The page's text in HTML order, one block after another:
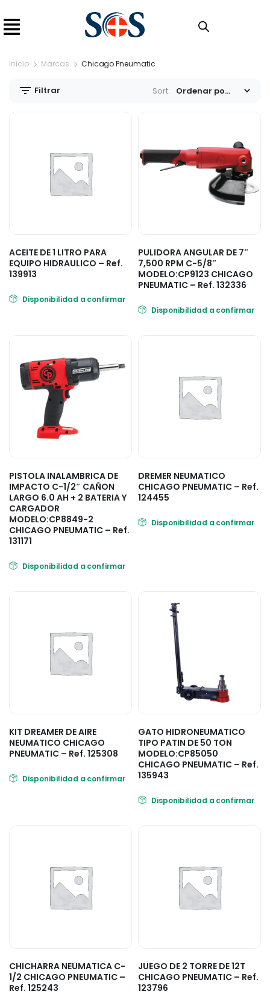
Inicio Marcas Chicago Pneumatic
Filtrar Sort:
ACEITE DE 1 LITRO PARA
EQUIPO HIDRAULICO – Ref.
139913
Disponibilidad a confirmar
PULIDORA ANGULAR DE 7″
7,500 RPM C-5/8″
MODELO:CP9123 CHICAGO
PNEUMATIC – Ref. 132336
Disponibilidad a confirmar
PISTOLA INALAMBRICA DE
IMPACTO C-1/2″ CAÑON
LARGO 6.0 AH + 2 BATERIA Y
CARGADOR
MODELO:CP8849-2
CHICAGO PNEUMATIC – Ref.
131171
Disponibilidad a confirmar
DREMER NEUMATICO
CHICAGO PNEUMATIC – Ref.
124455
Disponibilidad a confirmar
KIT DREAMER DE AIRE
NEUMATICO CHICAGO
PNEUMATIC – Ref. 125308
Disponibilidad a confirmar
GATO HIDRONEUMATICO
TIPO PATIN DE 50 TON
MODELO:CP85050
CHICAGO PNEUMATIC – Ref.
135943
Disponibilidad a confirmar
CHICHARRA NEUMATICA C-
1/2 CHICAGO PNEUMATIC –
Ref. 125243
JUEGO DE 2 TORRE DE 12T
CHICAGO PNEUMATIC – Ref.
123796